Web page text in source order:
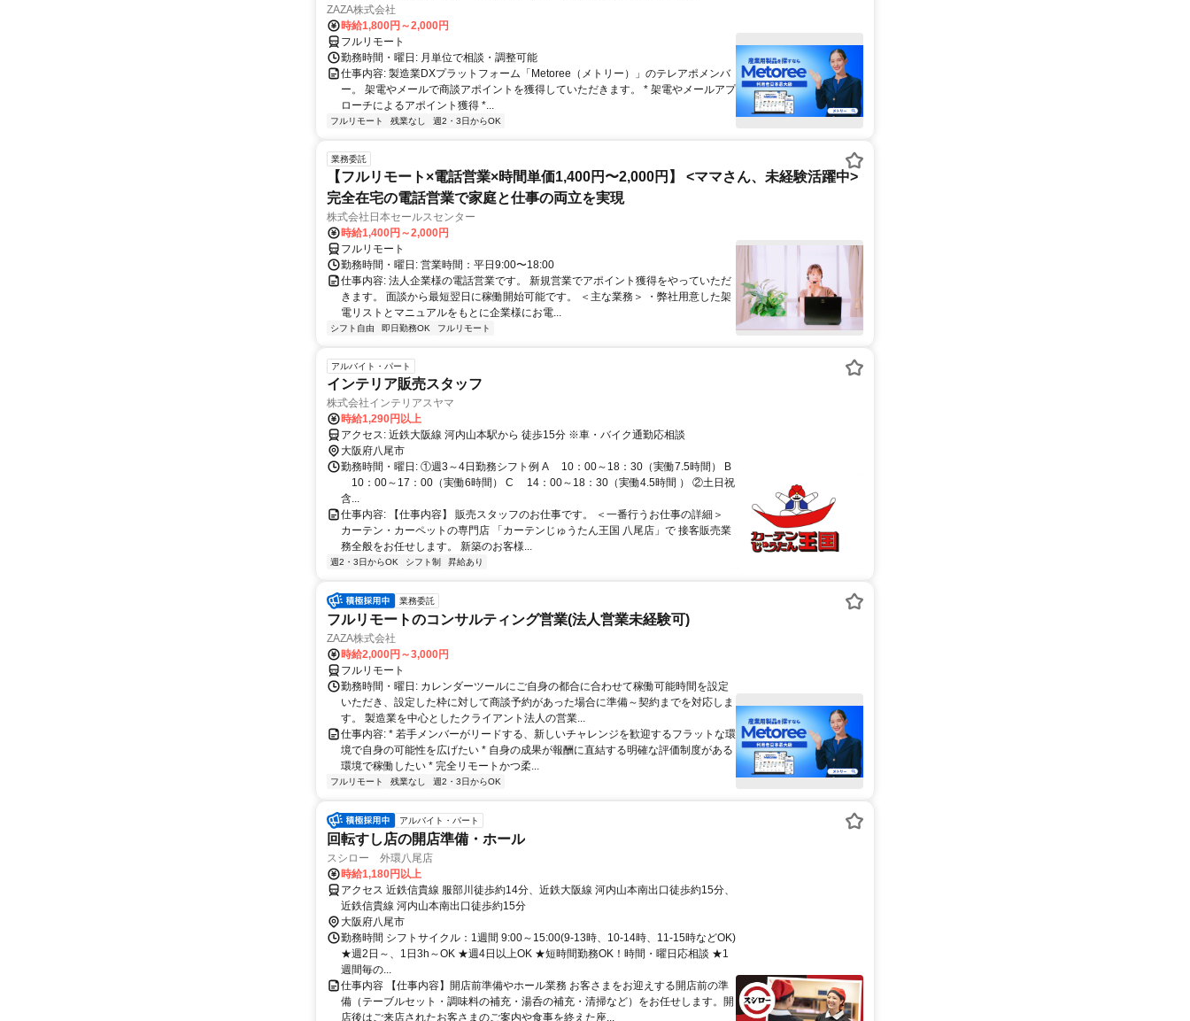
ZAZA株式会社
時給1,800円～2,000円
フルリモート
勤務時間・曜日: 月単位で相談・調整可能
仕事内容: 製造業DXプラットフォーム「Metoree（メトリー）」のテレアポメンバ
ー。 架電やメールで商談アポイントを獲得していただきます。 * 架電やメールアプ
ローチによるアポイント獲得 *...
フルリモート 残業なし 週2・3日からOK
業務委託
【フルリモート×電話営業×時間単価1,400円〜2,000円】 <ママさん、未経験活躍中>
完全在宅の電話営業で家庭と仕事の両立を実現
株式会社日本セールスセンター
時給1,400円～2,000円
フルリモート
勤務時間・曜日: 営業時間：平日9:00〜18:00
仕事内容: 法人企業様の電話営業です。 新規営業でアポイント獲得をやっていただ
きます。 面談から最短翌日に稼働開始可能です。 ＜主な業務＞ ・弊社用意した架
電リストとマニュアルをもとに企業様にお電...
シフト自由 即日勤務OK フルリモート
アルバイト・パート
インテリア販売スタッフ
株式会社インテリアスヤマ
時給1,290円以上
アクセス: 近鉄大阪線 河内山本駅から 徒歩15分 ※車・バイク通勤応相談
大阪府八尾市
勤務時間・曜日: ①週3～4日勤務シフト例 A 10：00～18：30（実働7.5時間） B
10：00～17：00（実働6時間） C 14：00～18：30（実働4.5時間 ） ②土日祝
含...
仕事内容: 【仕事内容】 販売スタッフのお仕事です。 ＜一番行うお仕事の詳細＞
カーテン・カーペットの専門店 「カーテンじゅうたん王国 八尾店」で 接客販売業
務全般をお任せします。 新築のお客様...
週2・3日からOK シフト制 昇給あり
業務委託
フルリモートのコンサルティング営業(法人営業未経験可)
ZAZA株式会社
時給2,000円～3,000円
フルリモート
勤務時間・曜日: カレンダーツールにご自身の都合に合わせて稼働可能時間を設定
いただき、設定した枠に対して商談予約があった場合に準備～契約までを対応しま
す。 製造業を中心としたクライアント法人の営業...
仕事内容: * 若手メンバーがリードする、新しいチャレンジを歓迎するフラットな環
境で自身の可能性を広げたい * 自身の成果が報酬に直結する明確な評価制度がある
環境で稼働したい * 完全リモートかつ柔...
フルリモート 残業なし 週2・3日からOK
アルバイト・パート
回転すし店の開店準備・ホール
スシロー 外環八尾店
時給1,180円以上
アクセス 近鉄信貴線 服部川徒歩約14分、近鉄大阪線 河内山本南出口徒歩約15分、
近鉄信貴線 河内山本南出口徒歩約15分
大阪府八尾市
勤務時間 シフトサイクル：1週間 9:00～15:00(9-13時、10-14時、11-15時などOK)
★週2日～、1日3h～OK ★週4日以上OK ★短時間勤務OK！時間・曜日応相談 ★1
週間毎の...
仕事内容 【仕事内容】開店前準備やホール業務 お客さまをお迎えする開店前の準
備（テーブルセット・調味料の補充・湯呑の補充・清掃など）をお任せします。開
店後はご来店されたお客さまのご案内や食事を終えた座...